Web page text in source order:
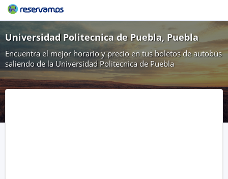
Universidad Politecnica de Puebla, Puebla
Encuentra el mejor horario y precio en tus boletos de autobús
saliendo de la Universidad Politecnica de Puebla